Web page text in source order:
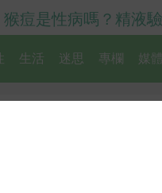
猴痘是性病嗎？精液
生活 迷思 專欄 媒體
診